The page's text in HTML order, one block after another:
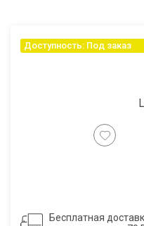
Доступность: Под заказ
Бесплатная